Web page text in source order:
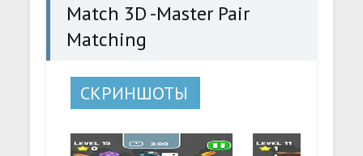
Match 3D -Master Pair
Matching
СКРИНШОТЫ